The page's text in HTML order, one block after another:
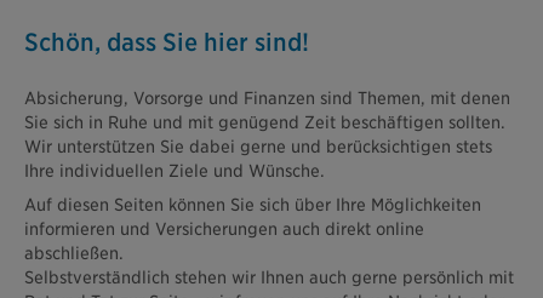
Schön, dass Sie hier sind!
Absicherung, Vorsorge und Finanzen sind Themen, mit denen
Sie sich in Ruhe und mit genügend Zeit beschäftigen sollten.
Wir unterstützen Sie dabei gerne und berücksichtigen stets
Ihre individuellen Ziele und Wünsche.
Auf diesen Seiten können Sie sich über Ihre Möglichkeiten
informieren und Versicherungen auch direkt online
abschließen.
Selbstverständlich stehen wir Ihnen auch gerne persönlich mit